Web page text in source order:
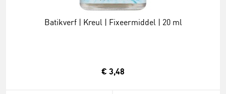
Batikverf | Kreul | Fixeermiddel | 20 ml
€ 3,48